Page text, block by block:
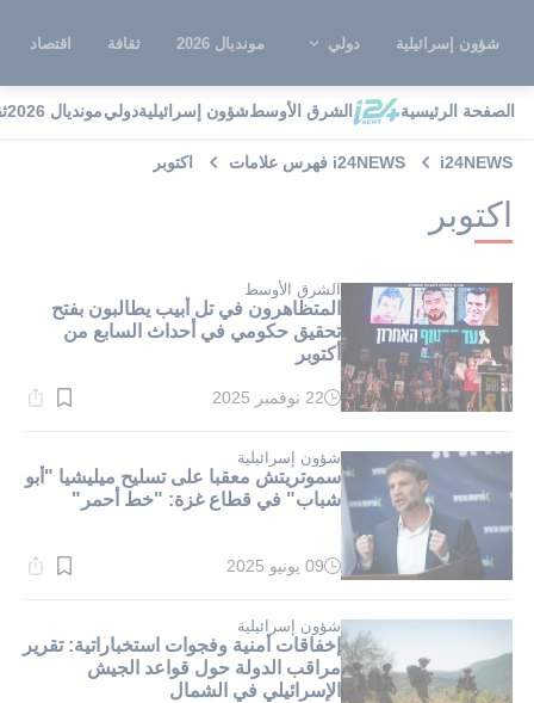
شؤون إسرائيلية دولي مونديال 2026 ثقافة اقتصاد
الصفحة الرئيسية الشرق الأوسطشؤون إسرائيليةدوليمونديال 2026
i24NEWS i24NEWS فهرس علامات اكتوبر
اكتوبر
الشرق الأوسط
المتظاهرون في تل أبيب يطالبون بفتح
تحقيق حكومي في أحداث السابع من
أكتوبر
وقت
دقيقة.
22 نوفمبر 2025
شؤون إسرائيلية
سموتريتش معقبا على تسليح ميليشيا "أبو
شباب" في قطاع غزة: "خط أحمر"
وقت
دقيقة.
09 يونيو 2025
شؤون إسرائيلية
إخفاقات أمنية وفجوات استخباراتية: تقرير
مراقب الدولة حول قواعد الجيش
الإسرائيلي في الشمال